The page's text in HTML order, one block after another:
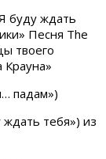
буду ждать
Песня The
твоего
Крауна»
падам»)
тебя») из